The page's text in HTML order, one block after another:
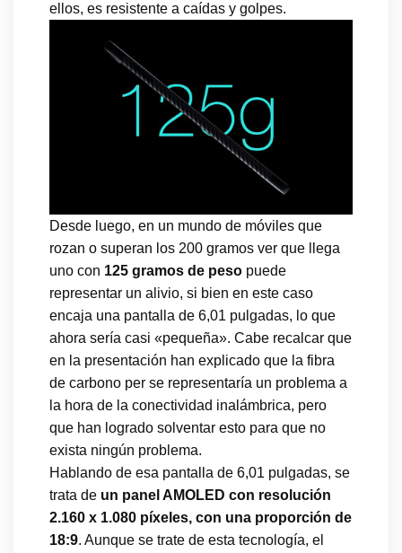
ellos, es resistente a caídas y golpes.
Desde luego, en un mundo de móviles que
rozan o superan los 200 gramos ver que llega
uno con 125 gramos de peso puede
representar un alivio, si bien en este caso
encaja una pantalla de 6,01 pulgadas, lo que
ahora sería casi «pequeña». Cabe recalcar que
en la presentación han explicado que la fibra
de carbono per se representaría un problema a
la hora de la conectividad inalámbrica, pero
que han logrado solventar esto para que no
exista ningún problema.
Hablando de esa pantalla de 6,01 pulgadas, se
trata de un panel AMOLED con resolución
2.160 x 1.080 píxeles, con una proporción de
18:9. Aunque se trate de esta tecnología, el